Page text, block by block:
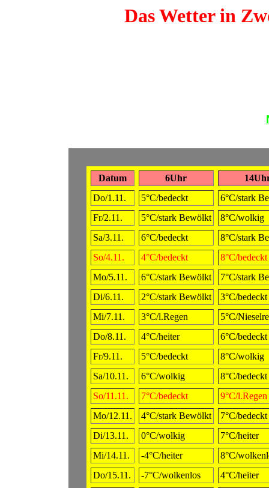
Das Wetter in
Datum 6Uhr
Do/1.11.
5°C/bedeckt
6°C/stark
Fr/2.11.
5°C/stark Bewölkt
8°C/wolkig
Sa/3.11.
6°C/bedeckt
8°C/stark
So/4.11.
4°C/bedeckt
8°C/bedeckt
Mo/5.11.
6°C/stark Bewölkt
7°C/stark
Di/6.11.
2°C/stark Bewölkt
3°C/bedeckt
Mi/7.11.
3°C/l.Regen
5°C/
Do/8.11.
4°C/heiter
6°C/bedeckt
Fr/9.11.
5°C/bedeckt
8°C/wolkig
Sa/10.11.
6°C/wolkig
8°C/bedeckt
So/11.11.
7°C/bedeckt
9°C/l.Regen
Mo/12.11.
4°C/stark Bewölkt
7°C/bedeckt
Di/13.11.
0°C/wolkig
7°C/heiter
Mi/14.11.
-4°C/heiter
8°C/
Do/15.11.
-7°C/wolkenlos
4°C/heiter